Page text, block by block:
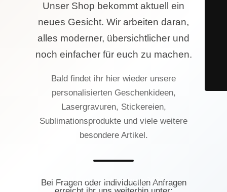
Unser Shop bekommt aktuell ein
neues Gesicht. Wir arbeiten daran,
alles moderner, übersichtlicher und
noch einfacher für euch zu machen.
Bald findet ihr hier wieder unsere
personalisierten Geschenkideen,
Lasergravuren, Stickereien,
Sublimationsprodukte und viele weitere
besondere Artikel.
Bei Fragen oder individuellen Anfragen
© Lasercrew Hamburg 2023